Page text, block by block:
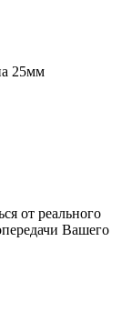
25мм
от реального
Вашего